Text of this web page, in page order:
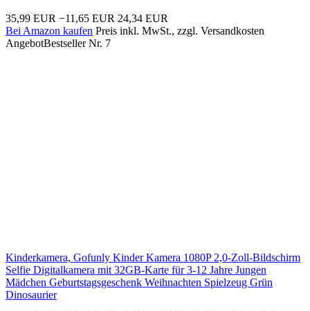
35,99 EUR −11,65 EUR 24,34 EUR
Bei Amazon kaufen Preis inkl. MwSt., zzgl. Versandkosten
AngebotBestseller Nr. 7
Kinderkamera, Gofunly Kinder Kamera 1080P 2,0-Zoll-Bildschirm
Selfie Digitalkamera mit 32GB-Karte für 3-12 Jahre Jungen
Mädchen Geburtstagsgeschenk Weihnachten Spielzeug Grün
Dinosaurier